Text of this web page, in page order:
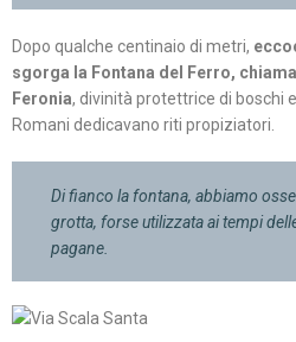
Dopo qualche centinaio di metri,
sgorga la Fontana del Ferro,
Feronia, divinità protettrice di boschi
Romani dedicavano riti propiziatori.
Di fianco la fontana, abbiamo
grotta, forse utilizzata ai tempi
pagane.